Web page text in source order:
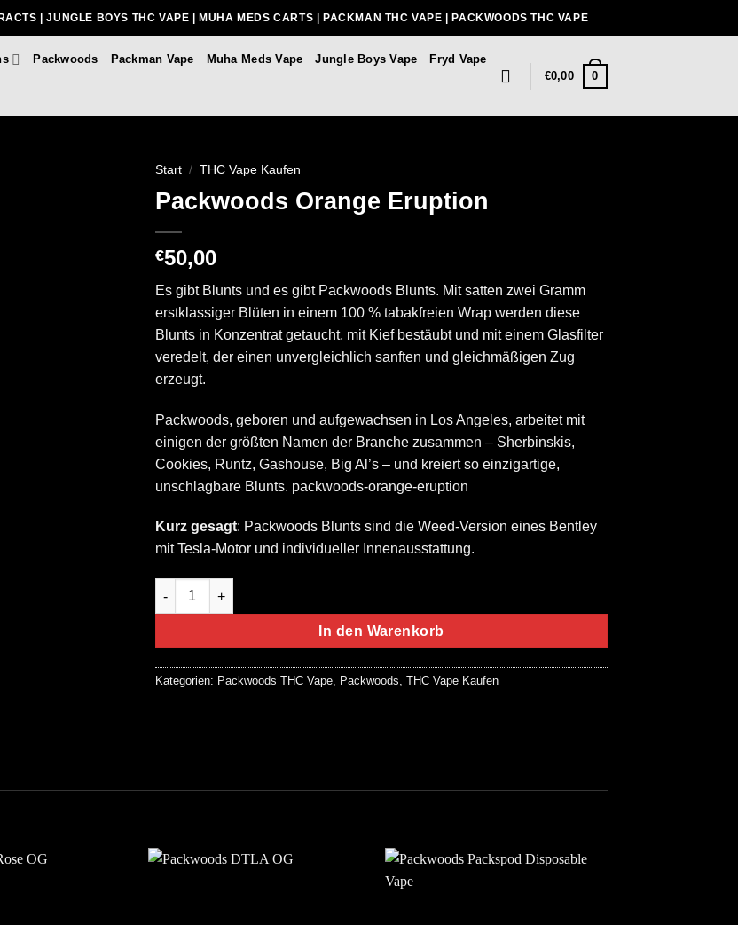
| JUNGLE BOYS THC VAPE | MUHA MEDS CARTS | PACKMAN THC VAPE | PACKWOODS THC VAPE
Packwoods Packman Vape Muha Meds Vape Jungle Boys Vape Fryd Vape
€0,00 0
Start / THC Vape Kaufen
Packwoods Orange Eruption
€50,00
Es gibt Blunts und es gibt Packwoods Blunts. Mit satten zwei Gramm
erstklassiger Blüten in einem 100 % tabakfreien Wrap werden diese
Blunts in Konzentrat getaucht, mit Kief bestäubt und mit einem Glasfilter
veredelt, der einen unvergleichlich sanften und gleichmäßigen Zug
erzeugt.
Packwoods, geboren und aufgewachsen in Los Angeles, arbeitet mit
einigen der größten Namen der Branche zusammen – Sherbinskis,
Cookies, Runtz, Gashouse, Big Al’s – und kreiert so einzigartige,
unschlagbare Blunts. packwoods-orange-eruption
Kurz gesagt: Packwoods Blunts sind die Weed-Version eines Bentley
mit Tesla-Motor und individueller Innenausstattung.
Packwoods Orange Eruption Menge
In den Warenkorb
Kategorien: Packwoods THC Vape, Packwoods, THC Vape Kaufen